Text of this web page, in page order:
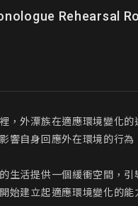
Rehearsal
，外漂族在適應環境變化
響自身回應外在環境的行
生活提供一個緩衝空間，
始建立起適應環境變化的